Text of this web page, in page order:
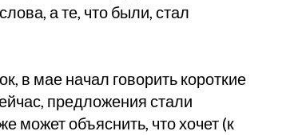
а те, что были, стал
в мае начал говорить короткие
предложения стали
может объяснить, что хочет (к